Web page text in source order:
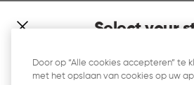
Select your
which store would you
Door op “Alle cookies accepteren” te
met het opslaan van cookies op uw